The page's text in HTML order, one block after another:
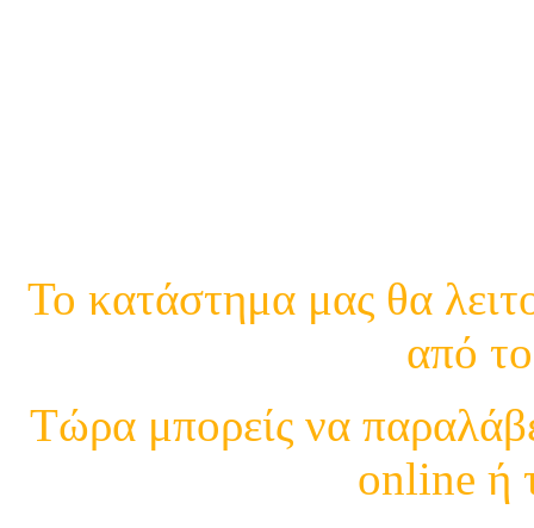
Το κατάστημα μας θα
από
Τώρα μπορείς να
online ή